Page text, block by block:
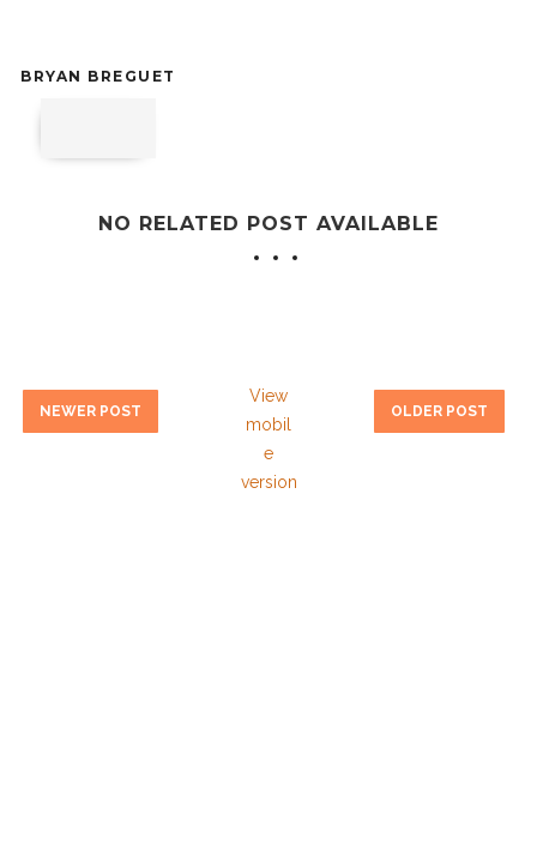
BRYAN BREGUET
NO RELATED POST AVAILABLE
NEWER POST OLDER POST
View
mobil
e
version